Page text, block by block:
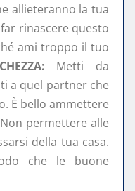
allieteranno la tua
rinascere questo
ami troppo il tuo
Metti da
a quel partner che
È bello ammettere
permettere alle
della tua casa.
che le buone